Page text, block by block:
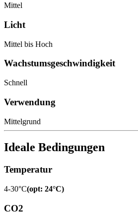
Mittel
Licht
Mittel bis Hoch
Wachstumsgeschwindigkeit
Schnell
Verwendung
Mittelgrund
Ideale Bedingungen
Temperatur
4-30°C(opt: 24°C)
CO2